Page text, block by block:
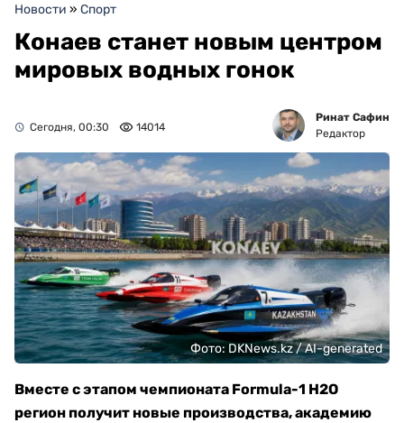
Новости » Спорт
Конаев станет новым центром
мировых водных гонок
Сегодня, 00:30 14014
Ринат Сафин
Редактор
Фото: DKNews.kz / AI-generated
Вместе с этапом чемпионата Formula-1 H2O
регион получит новые производства, академию